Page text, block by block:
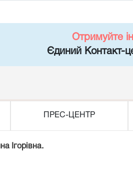
Отримуйте
Єдиний Контакт-
ПРЕС-ЦЕНТР
Ігорівна.